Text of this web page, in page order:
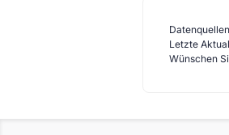
Letzte
Wünschen